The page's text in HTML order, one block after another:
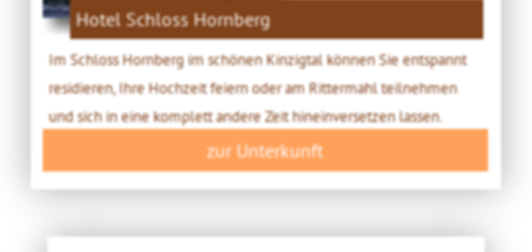
Hotel Schloss Hornberg
Im Schloss Hornberg im schönen Kinzigtal können Sie entspannt
residieren, Ihre Hochzeit feiern oder am Rittermahl teilnehmen
und sich in eine komplett andere Zeit hineinversetzen lassen.
zur Unterkunft